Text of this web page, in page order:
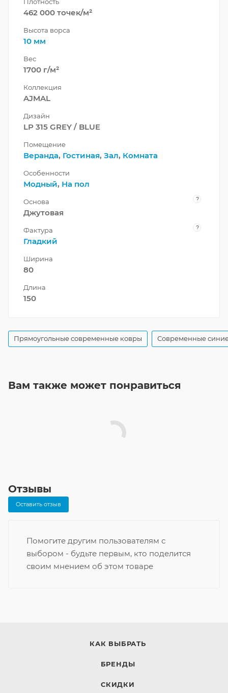
Плотность
462 000 точек/м²
Высота ворса
10 мм
Вес
1700 г/м²
Коллекция
AJMAL
Дизайн
LP 315 GREY / BLUE
Помещение
Веранда, Гостиная, Зал, Комната
Особенности
Модный, На пол
Основа ?
Джутовая
Фактура ?
Гладкий
Ширина
80
Длина
150
Прямоугольные современные ковры Современные
Вам также может понравиться
Отзывы
Оставить отзыв
Помогите другим пользователям с
выбором - будьте первым, кто поделится
своим мнением об этом товаре
КАК ВЫБРАТЬ
БРЕНДЫ
СКИДКИ